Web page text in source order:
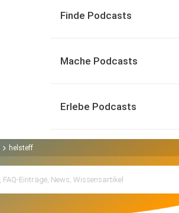
Finde Podcasts
Mache Podcasts
Erlebe Podcasts
helsteff